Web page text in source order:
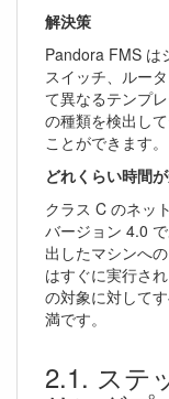
解決策
Pandora FMS は
スイッチ、ルー
て異なるテンプ
の種類を検出し
ことができます。
どれくらい時間
クラス C のネッ
バージョン 4.0
出したマシンへ
はすぐに実行さ
の対象に対して
満です。
ステ